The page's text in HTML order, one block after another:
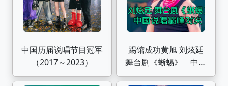
中国历届说唱节目冠军
（2017～2023）
踢馆成功黄旭 刘炫廷
舞台剧《蜥蜴》 中国
说唱巅峰对决